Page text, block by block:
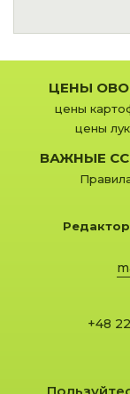
ЦЕНЫ
цены
цены
ВАЖНЫЕ
+48